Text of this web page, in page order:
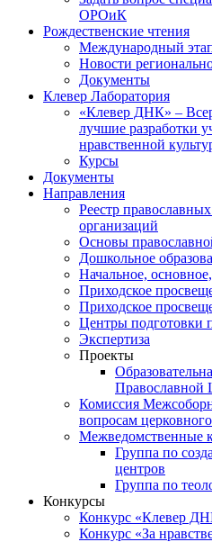
ОРОиК
Рождественские чтения
Международный
Новости
Документы
Клевер Лаборатория
«Клевер ДНК» –
лучшие разработки
нравственной
Курсы
Документы
Направления
Реестр
организаций
Основы
Дошкольное
Начальное,
Приходское
Приходское
Центры подготовки
Экспертиза
Проекты
Православной
Комиссия
вопросам
Межведомственные
Группа по
центров
Группа по
Конкурсы
Конкурс «Клевер
Конкурс «За